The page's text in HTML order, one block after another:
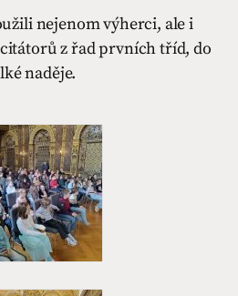
nejenom výherci, ale i
z řad prvních tříd, do
naděje.